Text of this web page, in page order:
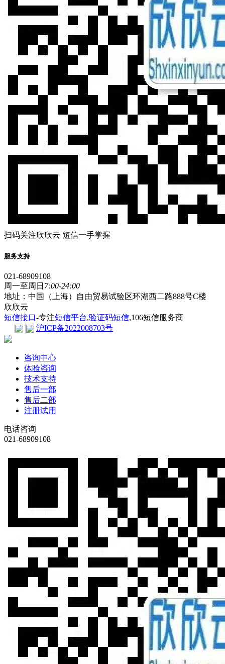
扫码关注欣欣云 短信一手掌握
服务支持
021-68909108
周一至周日 7:00-24:00
地址：中国（上海）自由贸易试验区环湖西二路888号C楼
欣欣云
短信接口-专注短信平台,验证码短信,106短信服务商
沪ICP备2022008703号
咨询中心
体验咨询
技术支持
售后一部
售后二部
注册试用
电话咨询
021-68909108